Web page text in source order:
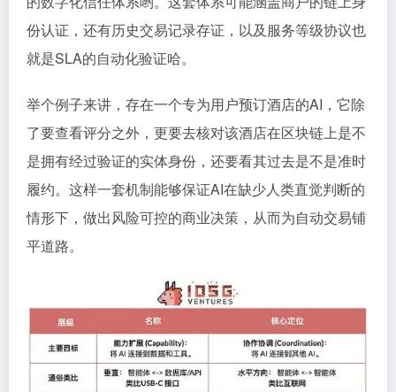
份认证，还有历史交易记录存证，以及服务等级协议也
就是SLA的自动化验证哈。
举个例子来讲，存在一个专为用户预订酒店的AI，它除
了要查看评分之外，更要去核对该酒店在区块链上是不
是拥有经过验证的实体身份，还要看其过去是不是准时
履约。这样一套机制能够保证AI在缺少人类直觉判断的
情形下，做出风险可控的商业决策，从而为自动交易铺
平道路。